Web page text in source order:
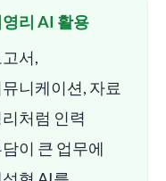
리 AI 활용
고서,
니케이션, 자료
처럼 인력
이 큰 업무에